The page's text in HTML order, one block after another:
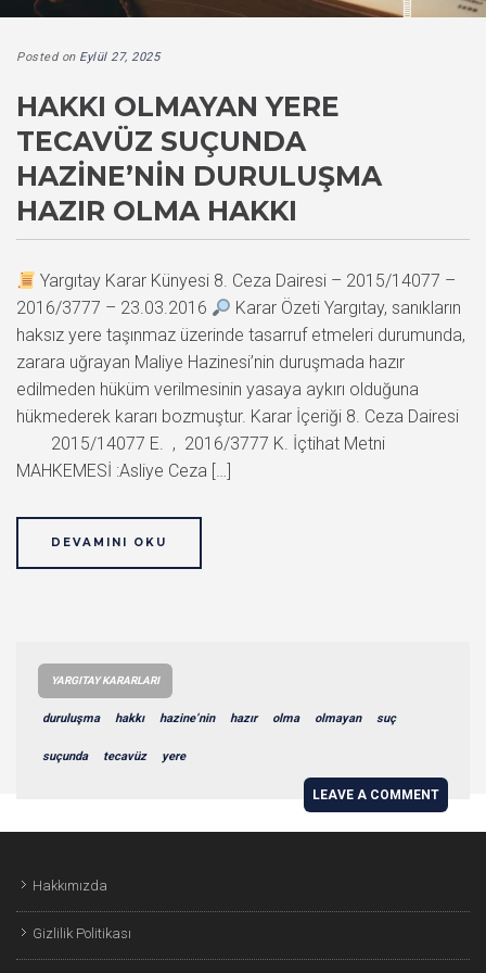
Posted on Eylül 27, 2025
HAKKI OLMAYAN YERE
TECAVÜZ SUÇUNDA
HAZINE’NIN DURULUŞMA
HAZIR OLMA HAKKI
Yargıtay Karar Künyesi 8. Ceza Dairesi – 2015/14077 –
2016/3777 – 23.03.2016
Karar Özeti Yargıtay, sanıkların
haksız yere taşınmaz üzerinde tasarruf etmeleri durumunda,
zarara uğrayan Maliye Hazinesi’nin duruşmada hazır
edilmeden hüküm verilmesinin yasaya aykırı olduğuna
hükmederek kararı bozmuştur. Karar İçeriği 8. Ceza Dairesi
2015/14077 E. , 2016/3777 K. İçtihat Metni
MAHKEMESİ :Asliye Ceza […]
DEVAMINI OKU
YARGITAY KARARLARI
duruluşma hakkı hazine’nin hazır olma olmayan suç
suçunda tecavüz yere
LEAVE A COMMENT
Hakkımızda
Gizlilik Politikası